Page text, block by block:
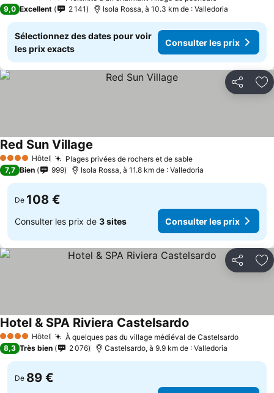
9,0 Excellent 2 141 Isola Rossa, à 10.3 km de : Valledoria
Sélectionnez des dates pour voir
les prix exacts
Consulter les prix
Partager
4 Étoiles Hôtel Plages privées de rochers et de sable
Red Sun Village
7,7 Bien 999 Isola Rossa, à 11.8 km de : Valledoria
De 108 €
Consulter les prix de 3 sites Consulter les prix
Partager
4 Étoiles Hôtel À quelques pas du village médiéval de Castelsardo
Hotel & SPA Riviera Castelsardo
8,3 Très bien 2 076 Castelsardo, à 9.9 km de : Valledoria
De 89 €